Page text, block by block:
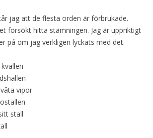
jag att de flesta orden är förbrukade.
försökt hitta stämningen. Jag är uppriktigt
på om jag verkligen lyckats med det.
vipor
stall